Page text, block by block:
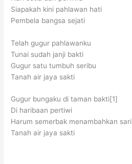
Siapakah kini pahlawan hati
Pembela bangsa sejati
Telah gugur pahlawanku
Tunai sudah janji bakti
Gugur satu tumbuh seribu
Tanah air jaya sakti
Gugur bungaku di taman bakti[1]
Di haribaan pertiwi
Harum semerbak menambahkan sari
Tanah air jaya sakti